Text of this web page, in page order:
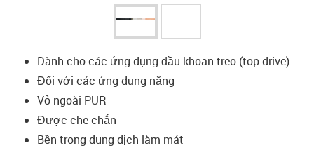
Dành cho các ứng dụng đầu khoan treo (top drive)
Đối với các ứng dụng nặng
Vỏ ngoài PUR
Được che chắn
Bền trong dung dịch làm mát